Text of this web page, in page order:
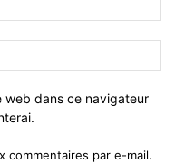
web dans ce navigateur
commentaires par e-mail.